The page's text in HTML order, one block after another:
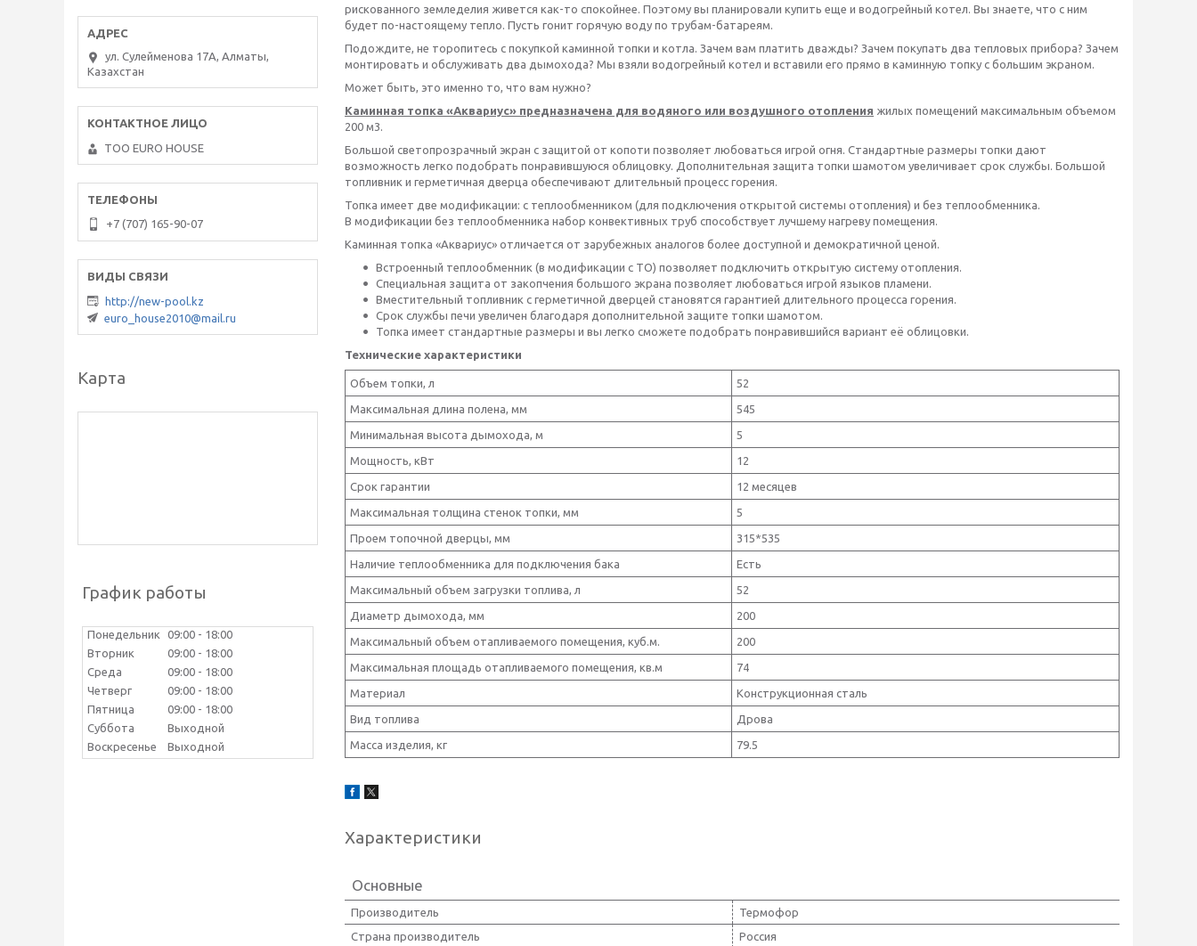
рискованного земледелия живется как-то спокойнее. Поэтому вы планировали купить еще и водогрейный котел. Вы знаете, что с ним
будет по-настоящему тепло. Пусть гонит горячую воду по трубам-батареям.
Подождите, не торопитесь с покупкой каминной топки и котла. Зачем вам платить дважды? Зачем покупать два тепловых прибора? Зачем
монтировать и обслуживать два дымохода? Мы взяли водогрейный котел и вставили его прямо в каминную топку с большим экраном.
Может быть, это именно то, что вам нужно?
Каминная топка «Аквариус» предназначена для водяного или воздушного отопления жилых помещений максимальным объемом
200 м3.
Большой светопрозрачный экран с защитой от копоти позволяет любоваться игрой огня. Стандартные размеры топки дают
возможность легко подобрать понравившуюся облицовку. Дополнительная защита топки шамотом увеличивает срок службы. Большой
топливник и герметичная дверца обеспечивают длительный процесс горения.
Топка имеет две модификации: с теплообменником (для подключения открытой системы отопления) и без теплообменника.
В модификации без теплообменника набор конвективных труб способствует лучшему нагреву помещения.
Каминная топка «Аквариус» отличается от зарубежных аналогов более доступной и демократичной ценой.
Встроенный теплообменник (в модификации с ТО) позволяет подключить открытую систему отопления.
Специальная защита от закопчения большого экрана позволяет любоваться игрой языков пламени.
Вместительный топливник с герметичной дверцей становятся гарантией длительного процесса горения.
Срок службы печи увеличен благодаря дополнительной защите топки шамотом.
Топка имеет стандартные размеры и вы легко сможете подобрать понравившийся вариант её облицовки.
Технические характеристики
Объем топки, л 52
Максимальная длина полена, мм 545
Минимальная высота дымохода, м 5
Мощность, кВт 12
Срок гарантии 12 месяцев
Максимальная толщина стенок топки, мм 5
Проем топочной дверцы, мм 315*535
Наличие теплообменника для подключения бака Есть
Максимальный объем загрузки топлива, л 52
Диаметр дымохода, мм 200
Максимальный объем отапливаемого помещения, куб.м. 200
Максимальная площадь отапливаемого помещения, кв.м 74
Материал Конструкционная сталь
Вид топлива Дрова
Масса изделия, кг 79.5
Характеристики
Основные
Производитель
Термофор
Страна производитель
Россия
ул. Сулейменова 17А, Алматы,
Казахстан
ТОО EURO HOUSE
+7 (707) 165-90-07
http://new-pool.kz
euro_house2010@mail.ru
Карта
График работы
Понедельник 09:00
18:00
Вторник
09:00
18:00
Среда
09:00
18:00
Четверг
09:00
18:00
Пятница
09:00
18:00
Суббота
Выходной
Воскресенье
Выходной